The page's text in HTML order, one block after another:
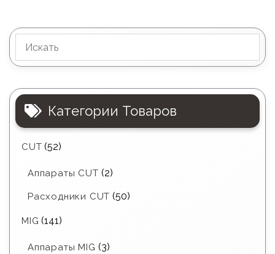
Категории Товаров
CUT (52)
Аппараты CUT (2)
Расходники CUT (50)
MIG (141)
Аппараты MIG (3)